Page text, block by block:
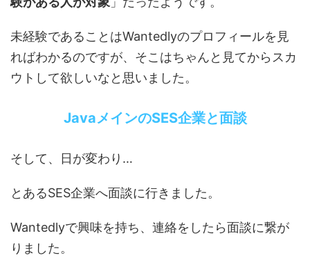
未経験であることはWantedlyのプロフィールを見
ればわかるのですが、そこはちゃんと見てからスカ
ウトして欲しいなと思いました。
JavaメインのSES企業と面談
そして、日が変わり…
とあるSES企業へ面談に行きました。
Wantedlyで興味を持ち、連絡をしたら面談に繋が
りました。